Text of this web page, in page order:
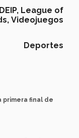
League of
Videojuegos
Deportes
primera final de